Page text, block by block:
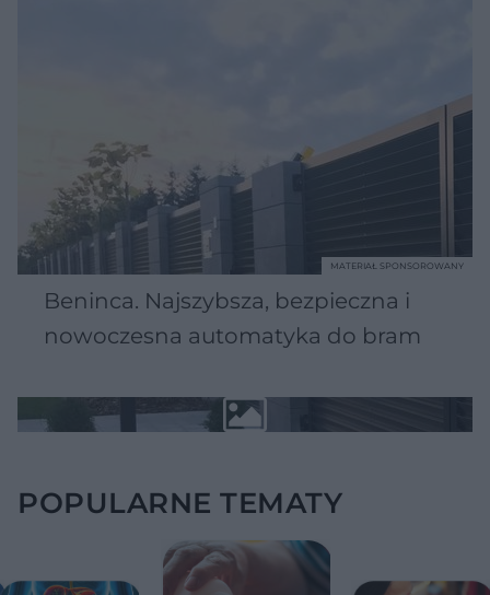
Beninca. Najszybsza, bezpieczna i
nowoczesna automatyka do bram
MATERIAŁ SPONSOROWANY
POPULARNE TEMATY